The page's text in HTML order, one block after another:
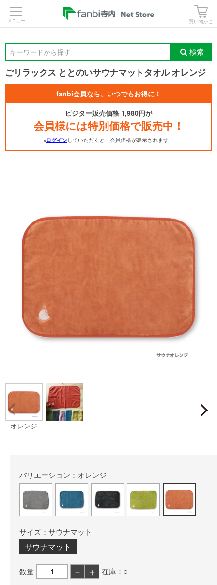
買い物かご
キーワードから探す 検索
ごリラックス ととのいサウナマットタオル オレンジ
fanbi会員なら、いつでもお得に！
ビジター販売価格 1,980円が
会員様には特別価格で販売中！
※ログインしていただくと、会員価格が表示されます。
オレンジ
バリエーション：オレンジ
サイズ：サウナマット
サウナマット
数量 － ＋
在庫：○